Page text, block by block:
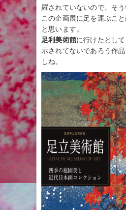
羅されていないので、そう
この企画展に足を運ぶこ
と思います。
足利美術館に行けたとし
示されてないであろう作
しね。